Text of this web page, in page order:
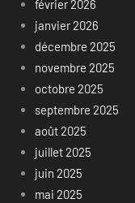
février 2026
janvier 2026
décembre 2025
novembre 2025
octobre 2025
septembre 2025
août 2025
juillet 2025
juin 2025
mai 2025